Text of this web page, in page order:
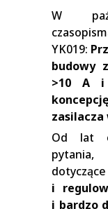
W
YK019:
budowy
>10 A i
Od lat
i
i bardzo